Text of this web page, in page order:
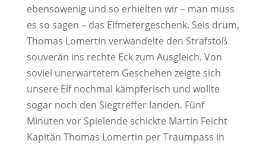
ebensowenig und so erhielten wir – man muss
es so sagen – das Elfmetergeschenk. Seis drum,
Thomas Lomertin verwandelte den Strafstoß
souverän ins rechte Eck zum Ausgleich. Von
soviel unerwartetem Geschehen zeigte sich
unsere Elf nochmal kämpferisch und wollte
sogar noch den Siegtreffer landen. Fünf
Minuten vor Spielende schickte Martin Feicht
Kapitän Thomas Lomertin per Traumpass in